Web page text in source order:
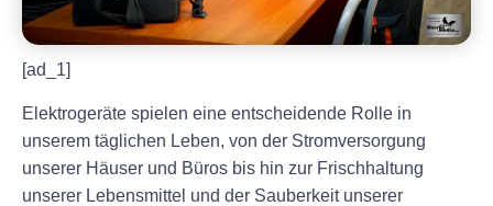
[ad_1]
Elektrogeräte spielen eine entscheidende Rolle in
unserem täglichen Leben, von der Stromversorgung
unserer Häuser und Büros bis hin zur Frischhaltung
unserer Lebensmittel und der Sauberkeit unserer